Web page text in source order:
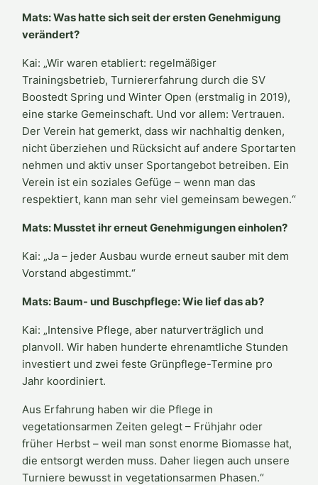
Mats: Was hatte sich seit der ersten Genehmigung
verändert?
Kai: „Wir waren etabliert: regelmäßiger
Trainingsbetrieb, Turniererfahrung durch die SV
Boostedt Spring und Winter Open (erstmalig in 2019),
eine starke Gemeinschaft. Und vor allem: Vertrauen.
Der Verein hat gemerkt, dass wir nachhaltig denken,
nicht überziehen und Rücksicht auf andere Sportarten
nehmen und aktiv unser Sportangebot betreiben. Ein
Verein ist ein soziales Gefüge – wenn man das
respektiert, kann man sehr viel gemeinsam bewegen.“
Mats: Musstet ihr erneut Genehmigungen einholen?
Kai: „Ja – jeder Ausbau wurde erneut sauber mit dem
Vorstand abgestimmt.“
Mats: Baum- und Buschpflege: Wie lief das ab?
Kai: „Intensive Pflege, aber naturverträglich und
planvoll. Wir haben hunderte ehrenamtliche Stunden
investiert und zwei feste Grünpflege-Termine pro
Jahr koordiniert.
Aus Erfahrung haben wir die Pflege in
vegetationsarmen Zeiten gelegt – Frühjahr oder
früher Herbst – weil man sonst enorme Biomasse hat,
die entsorgt werden muss. Daher liegen auch unsere
Turniere bewusst in vegetationsarmen Phasen.“